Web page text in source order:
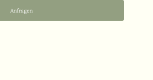
Anfragen